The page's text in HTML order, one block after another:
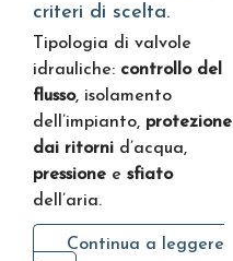
criteri di scelta.
Tipologia di valvole
idrauliche: controllo del
flusso, isolamento
dell’impianto, protezione
dai ritorni d’acqua,
pressione e sfiato
dell’aria.
Continua a leggere